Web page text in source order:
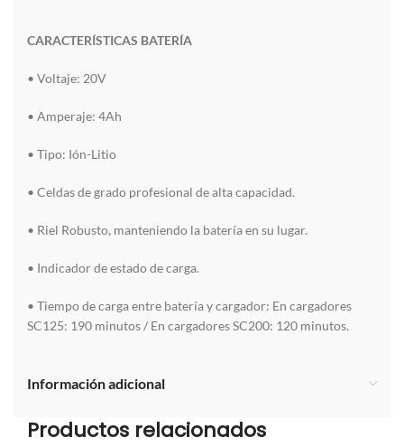
CARACTERÍSTICAS BATERÍA
• Voltaje: 20V
• Amperaje: 4Ah
• Tipo: Ión-Litio
• Celdas de grado profesional de alta capacidad.
• Riel Robusto, manteniendo la batería en su lugar.
• Indicador de estado de carga.
• Tiempo de carga entre batería y cargador: En cargadores
SC125: 190 minutos / En cargadores SC200: 120 minutos.
Información adicional
Productos relacionados